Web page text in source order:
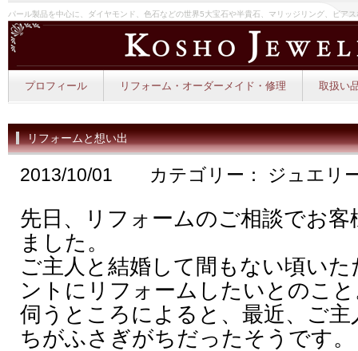
パール製品を中心に、ダイヤモンド、色石などの世界5大宝石や半貴石、マリッジリング、ピア
プロフィール リフォーム・オーダーメイド・修理 取扱い
リフォームと想い出
2013/10/01 カテゴリー： ジュエリ
先日、リフォームのご相談でお
ました。
ご主人と結婚して間もない頃い
ントにリフォームしたいとのこ
伺うところによると、最近、ご
ちがふさぎがちだったそうです。